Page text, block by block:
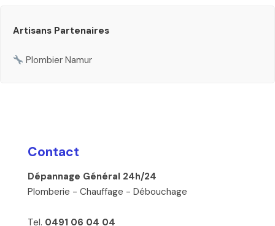
Artisans Partenaires
Plombier Namur
Contact
Dépannage Général 24h/24
Plomberie - Chauffage - Débouchage
Tel. 0491 06 04 04